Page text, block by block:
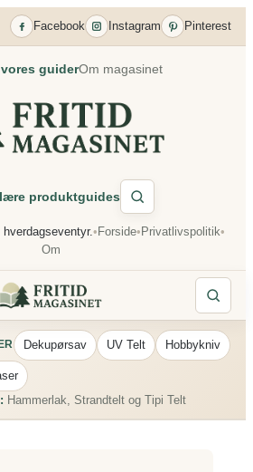
Facebook Instagram Pinterest
guiderOm magasinet
produktguides
• Forside• Privatlivspolitik•
Om
Dekupørsav UV Telt Hobbykniv
Hammerlak, Strandtelt og Tipi Telt